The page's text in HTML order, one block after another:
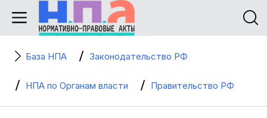
База НПА Законодательство РФ
НПА по Органам власти Правительство РФ